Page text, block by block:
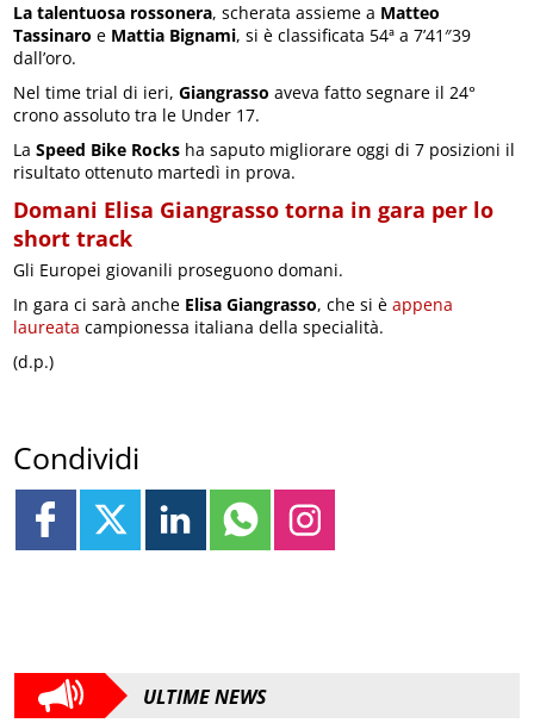
La talentuosa rossonera, scherata assieme a Matteo
Tassinaro e Mattia Bignami, si è classificata 54ª a 7’41″39
dall’oro.
Nel time trial di ieri,Giangrasso aveva fatto segnare il 24°
crono assoluto tra le Under 17.
LaSpeed Bike Rocks ha saputo migliorare oggi di 7 posizioni il
risultato ottenuto martedì in prova.
Domani Elisa Giangrasso torna in gara per lo
short track
Gli Europei giovanili proseguono domani.
In gara ci sarà anche Elisa Giangrasso, che si èappena
laureata campionessa italiana della specialità.
(d.p.)
Condividi
ULTIME NEWS